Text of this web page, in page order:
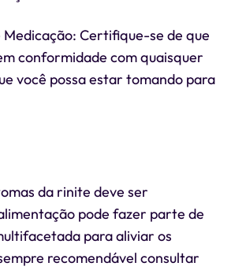
Medicação: Certifique-se de que
conformidade com quaisquer
você possa estar tomando para
da rinite deve ser
pode fazer parte de
para aliviar os
recomendável consultar